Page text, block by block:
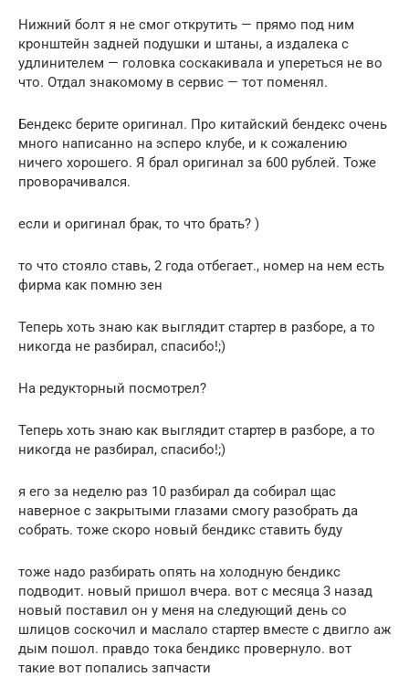
Нижний болт я не смог открутить — прямо под ним
кронштейн задней подушки и штаны, а издалека с
удлинителем — головка соскакивала и упереться не во
что. Отдал знакомому в сервис — тот поменял.
Бендекс берите оригинал. Про китайский бендекс очень
много написанно на эсперо клубе, и к сожалению
ничего хорошего. Я брал оригинал за 600 рублей. Тоже
проворачивался.
если и оригинал брак, то что брать? )
то что стояло ставь, 2 года отбегает., номер на нем есть
фирма как помню зен
Теперь хоть знаю как выглядит стартер в разборе, а то
никогда не разбирал, спасибо!;)
На редукторный посмотрел?
Теперь хоть знаю как выглядит стартер в разборе, а то
никогда не разбирал, спасибо!;)
я его за неделю раз 10 разбирал да собирал щас
наверное с закрытыми глазами смогу разобрать да
собрать. тоже скоро новый бендикс ставить буду
тоже надо разбирать опять на холодную бендикс
подводит. новый пришол вчера. вот с месяца 3 назад
новый поставил он у меня на следующий день со
шлицов соскочил и маслало стартер вместе с двигло аж
дым пошол. правдо тока бендикс провернуло. вот
такие вот попались запчасти